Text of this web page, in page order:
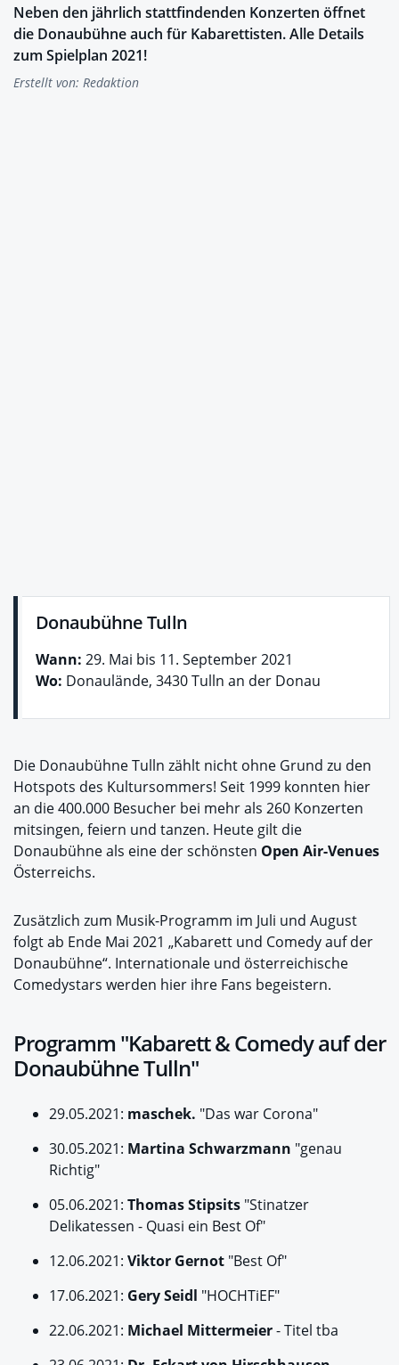
Neben den jährlich stattfindenden Konzerten öffnet
die Donaubühne auch für Kabarettisten. Alle Details
zum Spielplan 2021!
Erstellt von: Redaktion
Donaubühne Tulln
Wann: 29. Mai bis 11. September 2021
Wo: Donaulände, 3430 Tulln an der Donau
Die Donaubühne Tulln zählt nicht ohne Grund zu den
Hotspots des Kultursommers! Seit 1999 konnten hier
an die 400.000 Besucher bei mehr als 260 Konzerten
mitsingen, feiern und tanzen. Heute gilt die
Donaubühne als eine der schönsten Open Air-Venues
Österreichs.
Zusätzlich zum Musik-Programm im Juli und August
folgt ab Ende Mai 2021 „Kabarett und Comedy auf der
Donaubühne“. Internationale und österreichische
Comedystars werden hier ihre Fans begeistern.
Programm "Kabarett & Comedy auf der
Donaubühne Tulln"
29.05.2021: maschek. "Das war Corona"
30.05.2021: Martina Schwarzmann "genau
Richtig"
05.06.2021: Thomas Stipsits "Stinatzer
Delikatessen - Quasi ein Best Of"
12.06.2021: Viktor Gernot "Best Of"
17.06.2021: Gery Seidl "HOCHTiEF"
22.06.2021: Michael Mittermeier- Titel tba